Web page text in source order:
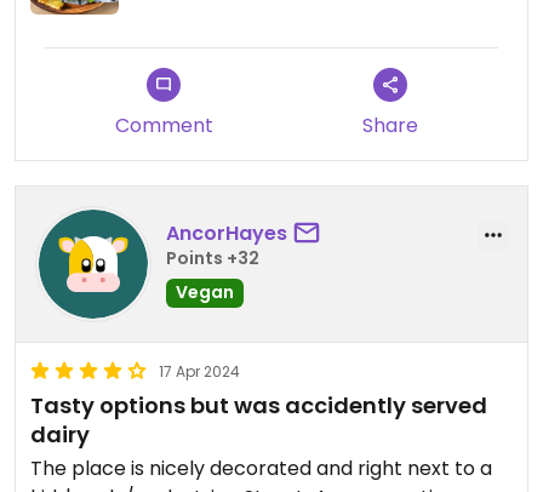
Comment Share
AncorHayes
Points +32
Vegan
17 Apr 2024
Tasty options but was accidently served
dairy
The place is nicely decorated and right next to a